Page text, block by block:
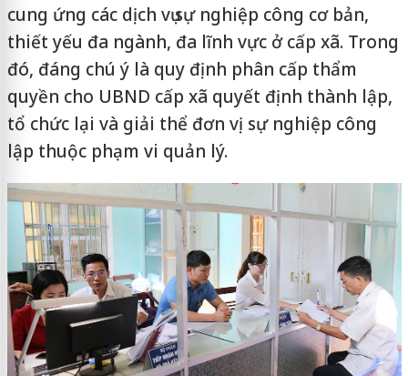
cung ứng các dịch vụ sự nghiệp công cơ bản,
thiết yếu đa ngành, đa lĩnh vực ở cấp xã. Trong
đó, đáng chú ý là quy định phân cấp thẩm
quyền cho UBND cấp xã quyết định thành lập,
tổ chức lại và giải thể đơn vị sự nghiệp công
lập thuộc phạm vi quản lý.